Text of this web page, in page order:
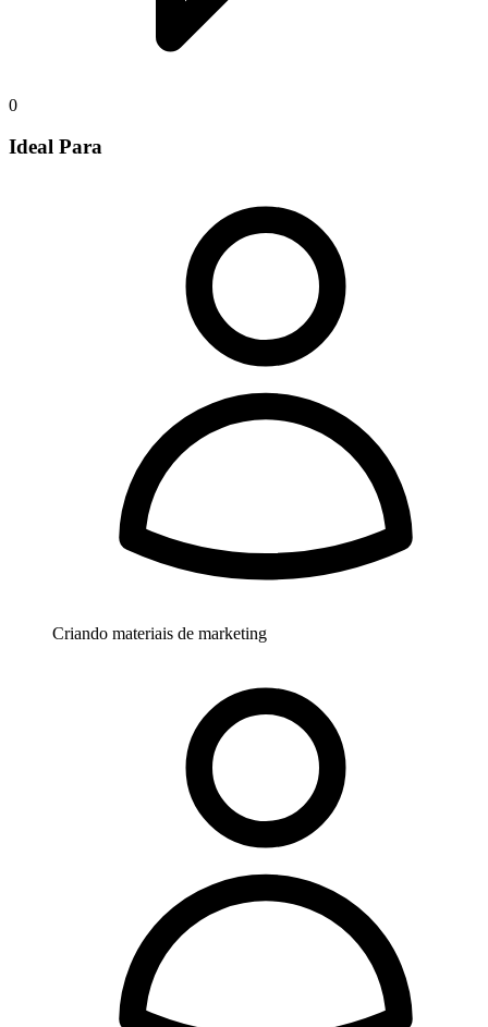
0
Ideal Para
Criando materiais de marketing